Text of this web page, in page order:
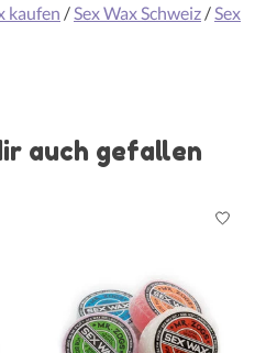
kaufen / Sex Wax Schweiz / Sex
auch gefallen